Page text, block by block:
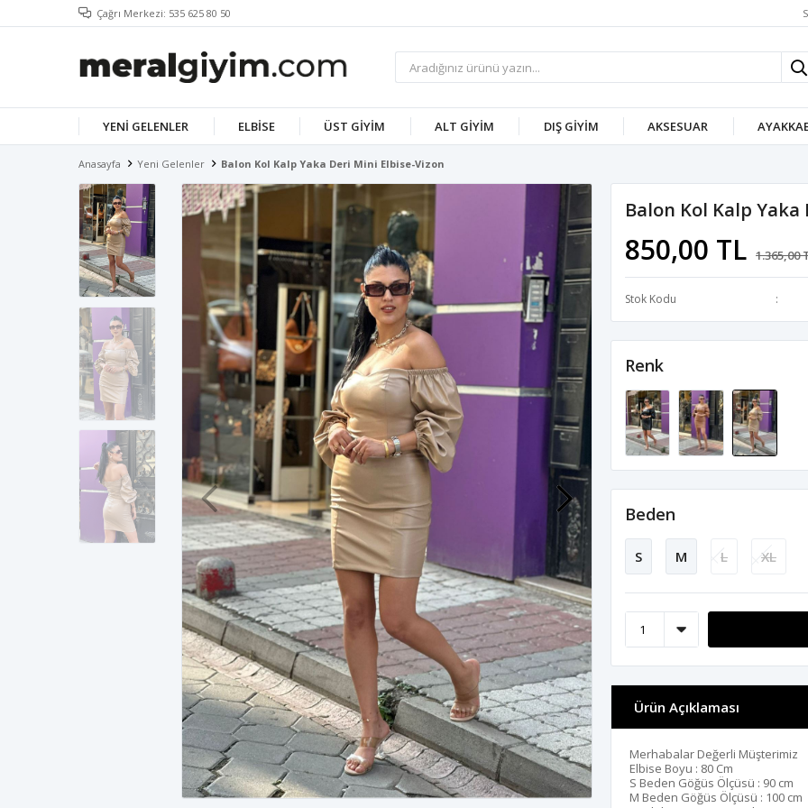
Çağrı Merkezi: 535 625 80 50
YENI GELENLER ELBISE ÜST GIYIM ALT GIYIM DIŞ GIYIM AKSESUAR
Anasayfa Yeni Gelenler Balon Kol Kalp Yaka Deri Mini Elbise-Vizon
Balon Kol Kalp
850,00 TL 1.365,00
Stok Kodu
Renk
Beden
S M L XL
Ürün Açıklaması
Merhabalar Değerli Müşterimiz
Elbise Boyu : 80 Cm
S Beden Göğüs Ölçüsü : 90 cm
M Beden Göğüs Ölçüsü : 100 cm